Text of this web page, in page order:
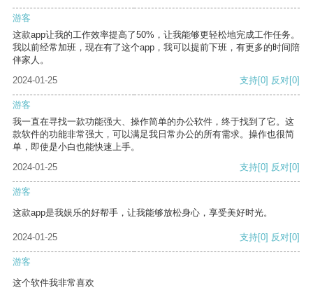
游客
这款app让我的工作效率提高了50%，让我能够更轻松地完成工作任务。
我以前经常加班，现在有了这个app，我可以提前下班，有更多的时间陪
伴家人。
2024-01-25
支持[0] 反对[0]
游客
我一直在寻找一款功能强大、操作简单的办公软件，终于找到了它。这
款软件的功能非常强大，可以满足我日常办公的所有需求。操作也很简
单，即使是小白也能快速上手。
2024-01-25
支持[0] 反对[0]
游客
这款app是我娱乐的好帮手，让我能够放松身心，享受美好时光。
2024-01-25 支持[0] 反对[0]
游客
这个软件我非常喜欢